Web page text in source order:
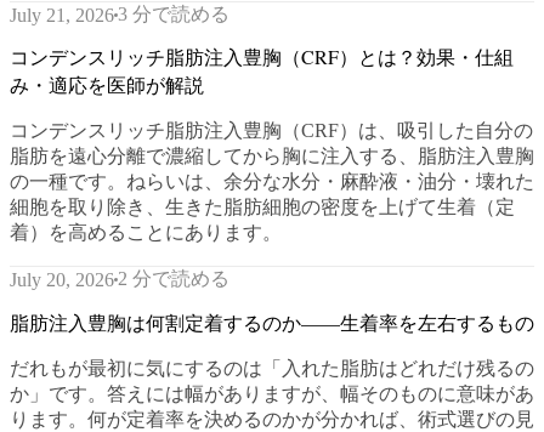
July 21, 20263 分で読める
コンデンスリッチ脂肪注入豊胸（CRF）とは？効果・仕組
み・適応を医師が解説
コンデンスリッチ脂肪注入豊胸（CRF）は、吸引した自分の
脂肪を遠心分離で濃縮してから胸に注入する、脂肪注入豊胸
の一種です。ねらいは、余分な水分・麻酔液・油分・壊れた
細胞を取り除き、生きた脂肪細胞の密度を上げて生着（定
着）を高めることにあります。
July 20, 2026 2 分で読める
脂肪注入豊胸は何割定着するのか——生着率を左右するもの
だれもが最初に気にするのは「入れた脂肪はどれだけ残るの
か」です。答えには幅がありますが、幅そのものに意味があ
ります。何が定着率を決めるのかが分かれば、術式選びの見